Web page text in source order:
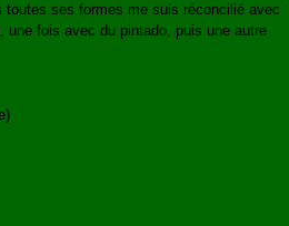
ses formes me suis réconcilié avec
une fois avec du pintado, puis une autre